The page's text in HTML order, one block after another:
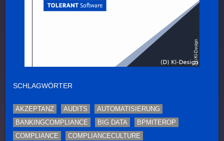
SCHLAGWÖRTER
AKZEPTANZ AUDITS
AUTOMATISIERUNG
BANKINGCOMPLIANCE
BIG DATA
BPMITEROP
COMPLIANCE
COMPLIANCECULTURE